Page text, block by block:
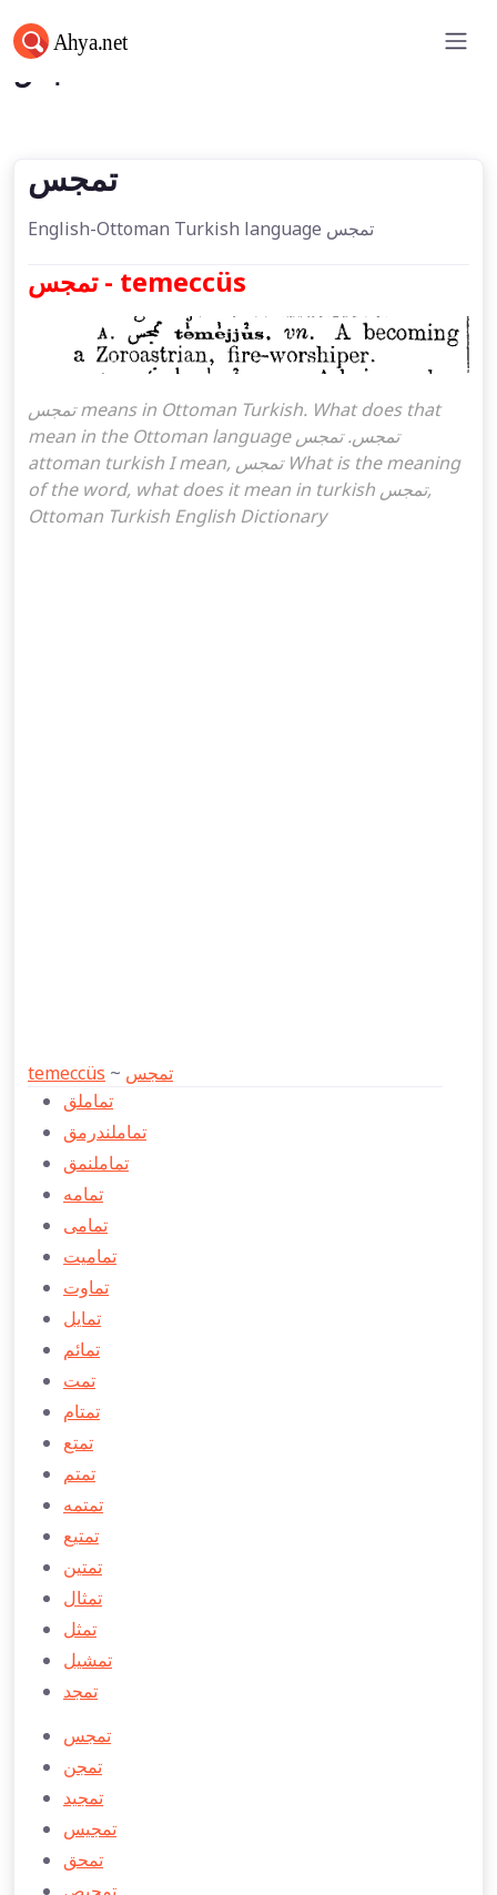
تمجس
تمجس
English-Ottoman Turkish language تمجس
تمجس - temeccüs
تمجس means in Ottoman Turkish. What does that
mean in the Ottoman language تمجس. تمجس
attoman turkish I mean, تمجس What is the meaning
of the word, what does it mean in turkish تمجس,
Ottoman Turkish English Dictionary
temeccüs ~ تمجس
تماملق
تماملندرمق
تماملنمق
تمامه
تمامی
تماميت
تماوت
تمایل
تمائم
تمت
تمتام
تمتع
تمتم
تمتمه
تمتيع
تمتين
تمثال
تمثل
تمشيل
تمجد
تمجس
تمجن
تمجید
تمجیس
تمحق